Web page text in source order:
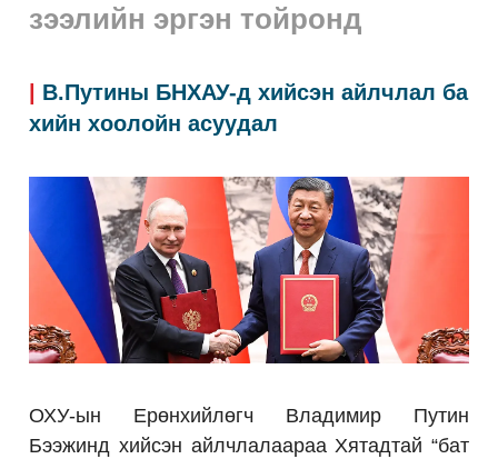
зээлийн эргэн тойронд
В.Путины БНХАУ-д хийсэн айлчлал ба
хийн хоолойн асуудал
ОХУ-ын Ерөнхийлөгч Владимир Путин
Бээжинд хийсэн айлчлалаараа Хятадтай “бат